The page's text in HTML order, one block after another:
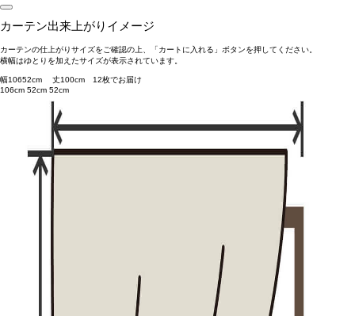
カーテン出来上がりイメージ
カーテンの仕上がりサイズをご確認の上、「カートに入れる」ボタンを押してください。
横幅はゆとりを加えたサイズが表示されています。
幅10652cm 丈100cm 12枚でお届け
106cm 52cm 52cm